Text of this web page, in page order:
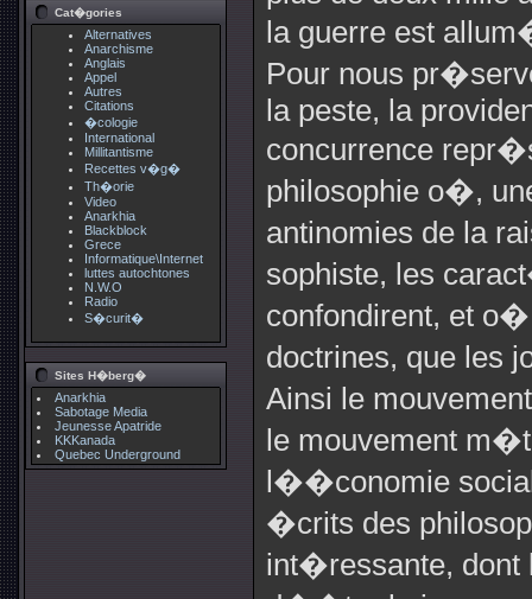
Cat�gories
Alternatives
Anarchisme
Anglais
Appel
Autres
Citations
�cologie
International
Millitantisme
Recettes v�g�
Th�orie
Video
Anarkhia
Blackblock
Grece
Informatique\Internet
luttes autochtones
N.W.O
Radio
S�curit�
Sites H�berg�
Anarkhia
Sabotage Media
Jeunesse Apatride
KKKanada
Quebec Underground
la guerre est
Pour nous
la peste, la
concurrence
philosophie o�,
antinomies de la
sophiste, les
confondirent, et
doctrines, que les
Ainsi le
le mouvement
l��conomie
�crits des
int�ressante, dont